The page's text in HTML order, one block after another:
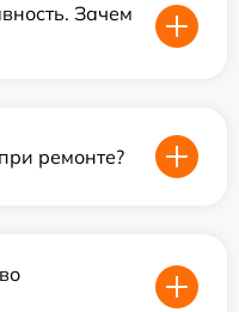
Зачем
ремонте?